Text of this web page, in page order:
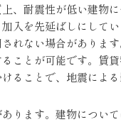
、耐震性が低い建物
入を先延ばしにして
れない場合がありま
ことが可能です。賃
ることで、地震によ
ります。建物につい